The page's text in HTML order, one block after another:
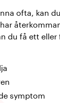
ofta, kan
du få ett eller
symptom